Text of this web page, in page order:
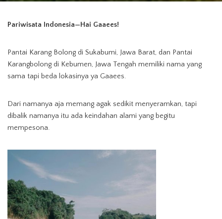
Pariwisata Indonesia—Hai Gaaees!
Pantai Karang Bolong di Sukabumi, Jawa Barat, dan Pantai
Karangbolong di Kebumen, Jawa Tengah memiliki nama yang
sama tapi beda lokasinya ya Gaaees.
Dari namanya aja memang agak sedikit menyeramkan, tapi
dibalik namanya itu ada keindahan alami yang begitu
mempesona.